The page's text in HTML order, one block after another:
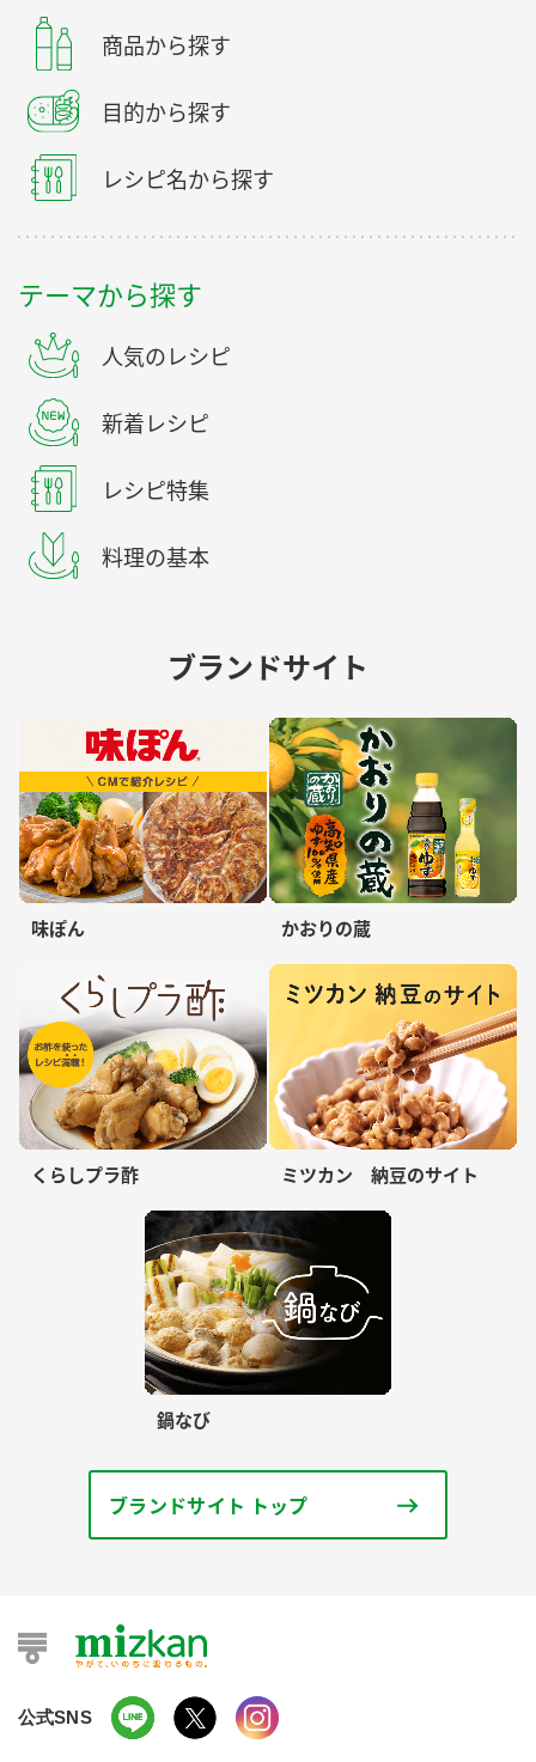
商品から探す
目的から探す
レシピ名から探す
テーマから探す
人気のレシピ
新着レシピ
レシピ特集
料理の基本
ブランドサイト
味ぽん かおりの蔵
くらしプラ酢 ミツカン 納豆のサイト
鍋なび
ブランドサイト トップ
公式SNS